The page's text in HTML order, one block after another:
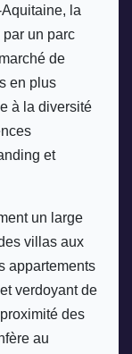
la
un parc
de
en plus
à la diversité
et
un large
villas aux
appartements
verdoyant de
des
au